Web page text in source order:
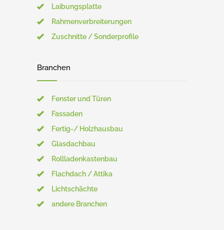
Laibungsplatte
Rahmenverbreiterungen
Zuschnitte / Sonderprofile
Branchen
Fenster und Türen
Fassaden
Fertig-/ Holzhausbau
Glasdachbau
Rollladenkastenbau
Flachdach / Attika
Lichtschächte
andere Branchen